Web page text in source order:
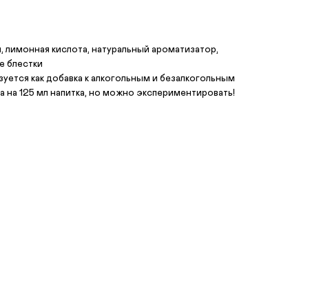
лимонная кислота, натуральный ароматизатор,
блестки
как добавка к алкогольным и безалкогольным
на 125 мл напитка, но можно экспериментировать!